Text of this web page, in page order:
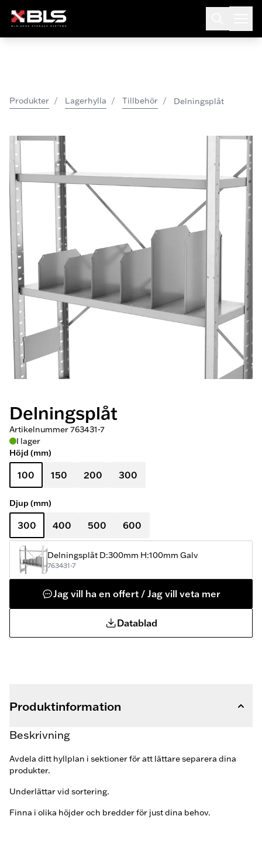
Produkter / Lagerhylla / Tillbehör / Delningsplåt
Delningsplåt
I lager
Artikelnummer763431-7
Höjd (mm)
100 150 200 300
Djup (mm)
300 400 500 600
Delningsplåt D:300mm H:100mm Galv
763431-7
Jag vill ha en offert / Jag vill veta mer
Datablad
Produktinformation
Beskrivning
Avdela ditt hyllplan i sektioner för att lättare separera dina
produkter.
Underlättar vid sortering.
Finna i olika höjder och bredder för just dina behov.